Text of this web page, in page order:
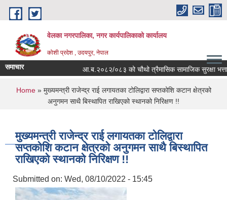
Skip to main content
वेलका नगरपालिका, नगर कार्यपालिकाको कार्यालय
कोशी प्रदेश , उदयपुर, नेपाल
समाचार आ.ब.२०८२/०८३ को चौथो त्रैमासिक सामाजिक सुरक्षा भत्ता
You are here
Home» मुख्यमन्त्री राजेन्द्र राई लगायतका टोलिद्वारा सप्तकोशि कटान क्षेत्रको
अनुगमन साथै बिस्थापित राखिएको स्थानको निरिक्षण !!
मुख्यमन्त्री राजेन्द्र राई लगायतका टोलिद्वारा
सप्तकोशि कटान क्षेत्रको अनुगमन साथै बिस्थापित
राखिएको स्थानको निरिक्षण !!
Submitted on: Wed, 08/10/2022 - 15:45